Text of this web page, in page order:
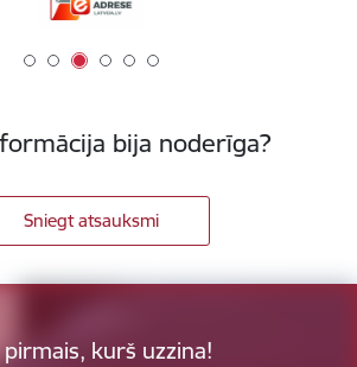
bija noderīga?
Sniegt atsauksmi
pirmais, kurš uzzina!